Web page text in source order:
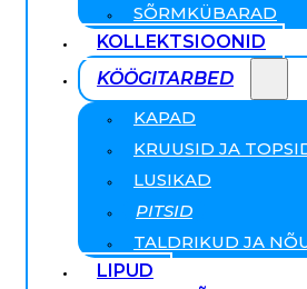
SÕRMKÜBARAD
KOLLEKTSIOONID
KÖÖGITARBED
KAPAD
KRUUSID JA
LUSIKAD
PITSID
TALDRIKUD JA
LIPUD